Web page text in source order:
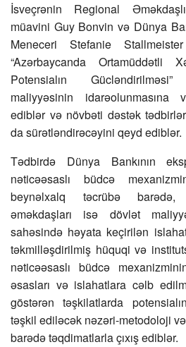
İsveçrənin Regional
müavini Guy Bonvin və Dünya
Meneceri Stefanie
“Azərbaycanda Ortamüddətli
Potensialın
maliyyəsinin
ediblər və növbəti dəstək
da sürətləndirəcəyini qeyd ediblər.
Tədbirdə Dünya Bankının
nəticəəsaslı büdcə
beynəlxalq təcrübə
əməkdaşları isə dövlət
sahəsində həyata keçirilən
təkmilləşdirilmiş hüquqi və
nəticəəsaslı büdcə
əsasları və islahatlara cəlb
göstərən təşkilatlarda
təşkil ediləcək nəzəri-metodoloji
barədə təqdimatlarla çıxış ediblər.